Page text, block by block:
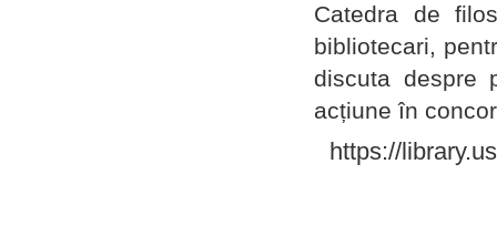
Catedra de
bibliotecari,
discuta despre
acțiune în
https://